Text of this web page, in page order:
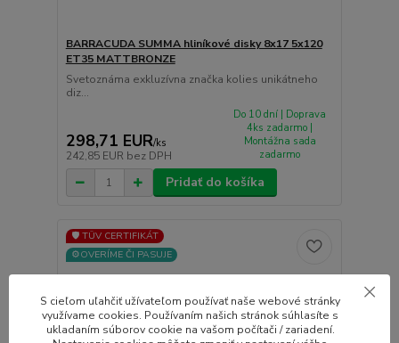
BARRACUDA SUMMA hliníkové disky 8x17 5x120
ET35 MATTBRONZE
Svetoznáma exkluzívna značka kolies unikátneho
diz...
298,71 EUR/ks
242,85 EUR bez DPH
Do 10 dní | Doprava
4ks zadarmo |
Montážna sada
zadarmo
Pridať do košíka
🛡️ TÜV CERTIFIKÁT
⚙️OVERÍME ČI PASUJE
S cieľom uľahčiť užívateľom používať naše webové stránky
využívame cookies. Používaním našich stránok súhlasíte s
ukladaním súborov cookie na vašom počítači / zariadení.